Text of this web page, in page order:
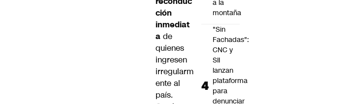
ción
inmediat
a de
quienes
ingresen
irregularm
ente al
país.
a la
montaña
"Sin
Fachadas":
CNC y
SII
lanzan
plataforma
para
denunciar